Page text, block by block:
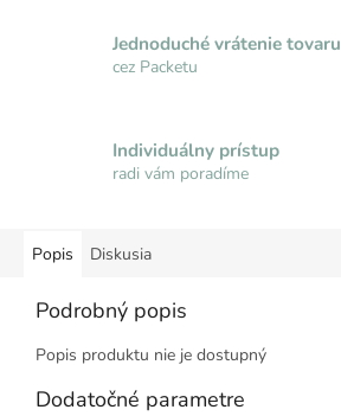
Jednoduché vrátenie tovaru
cez Packetu
Individuálny prístup
radi vám poradíme
Popis Diskusia
Podrobný popis
Popis produktu nie je dostupný
Dodatočné parametre